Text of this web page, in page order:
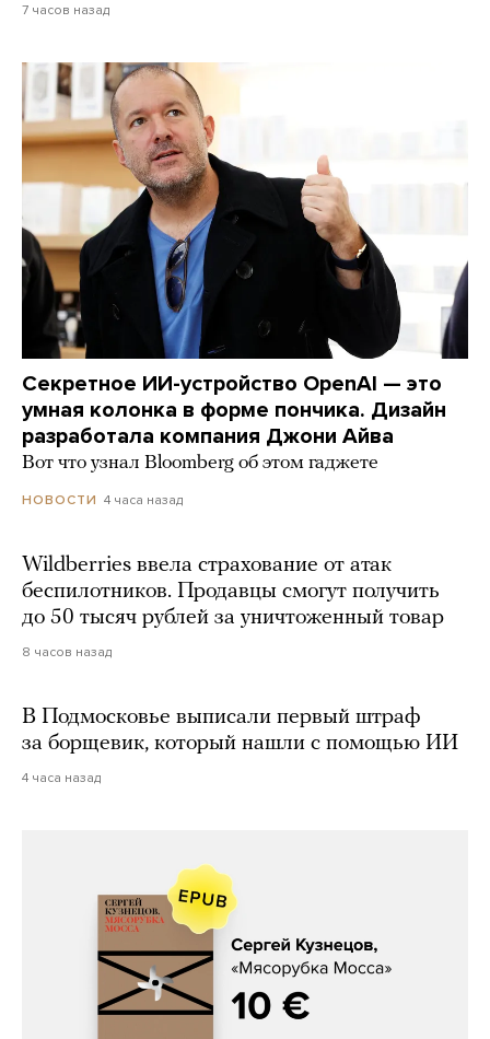
7 часов назад
Секретное ИИ-устройство OpenAI — это
умная колонка в форме пончика. Дизайн
разработала компания Джони Айва
Вот что узнал Bloomberg об этом гаджете
НОВОСТИ 4 часа назад
Wildberries ввела страхование от атак
беспилотников. Продавцы смогут получить
до 50 тысяч рублей за уничтоженный товар
8 часов назад
В Подмосковье выписали первый штраф
за борщевик, который нашли с помощью ИИ
4 часа назад